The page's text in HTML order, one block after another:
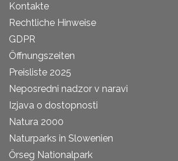
Kontakte
Rechtliche Hinweise
GDPR
Öffnungszeiten
Preisliste 2025
Neposredni nadzor v naravi
Izjava o dostopnosti
Natura 2000
Naturparks in Slowenien
Őrseg Nationalpark